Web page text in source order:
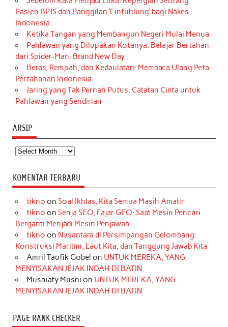
Pasien BPJS dan Panggilan ‘Einfühlung’ bagi Nakes
Indonesia
Ketika Tangan yang Membangun Negeri Mulai Menua
Pahlawan yang Dilupakan Kotanya: Belajar Bertahan
dari Spider-Man: Brand New Day
Beras, Rempah, dan Kedaulatan: Membaca Ulang Peta
Pertahanan Indonesia
Jaring yang Tak Pernah Putus: Catatan Cinta untuk
Pahlawan yang Sendirian
ARSIP
Arsip
KOMENTAR TERBARU
tikno on Soal Ikhlas, Kita Semua Masih Amatir
tikno on Senja SEO, Fajar GEO: Saat Mesin Pencari
Berganti Menjadi Mesin Penjawab
tikno on Nusantara di Persimpangan Gelombang:
Konstruksi Maritim, Laut Kita, dan Tanggung Jawab Kita
Amril Taufik Gobel on UNTUK MEREKA, YANG
MENYISAKAN JEJAK INDAH DI BATIN
Musniaty Musni on UNTUK MEREKA, YANG
MENYISAKAN JEJAK INDAH DI BATIN
PAGE RANK CHECKER